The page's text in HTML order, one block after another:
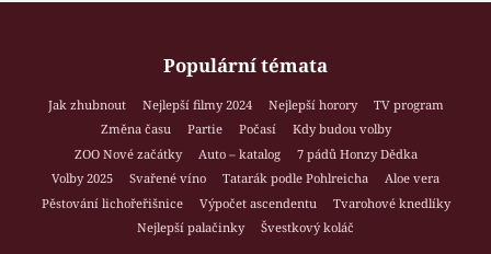
Populární témata
Jak zhubnout Nejlepší filmy 2024 Nejlepší horory
TV program
Změna času
Partie Počasí
Kdy budou volby
ZOO Nové začátky
Auto – katalog
7 pádů Honzy Dědka
Volby 2025
Svařené víno Tatarák podle Pohlreicha
Aloe vera
Pěstování lichořeřišnice
Výpočet ascendentu
Tvarohové knedlíky
Nejlepší palačinky
Švestkový koláč